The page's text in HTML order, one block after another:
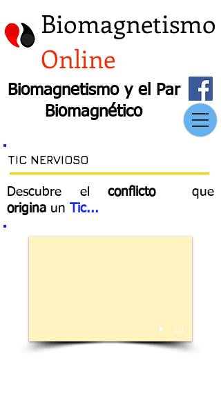
Biomagnetismo
Online
Biomagnetismo y el Par
Biomagnético
TIC NERVIOSO
Descubre el conflicto
que
origina un Tic...
1/1